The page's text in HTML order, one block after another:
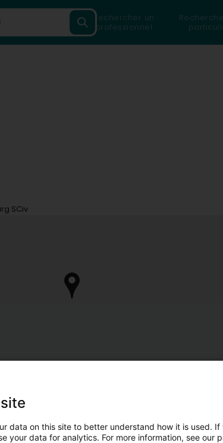
Rechercher un
professionnel
SCiv
data on this site to better understand how it is used. If
your data for analytics. For more information, see our